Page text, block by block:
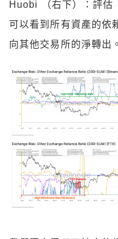
Huobi （右下）：評
可以看到所有資產的依
向其他交易所的淨轉出。